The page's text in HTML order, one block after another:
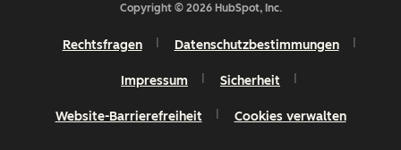
Copyright © 2026 HubSpot, Inc.
Rechtsfragen Datenschutzbestimmungen
Impressum Sicherheit
Website-Barrierefreiheit Cookies verwalten